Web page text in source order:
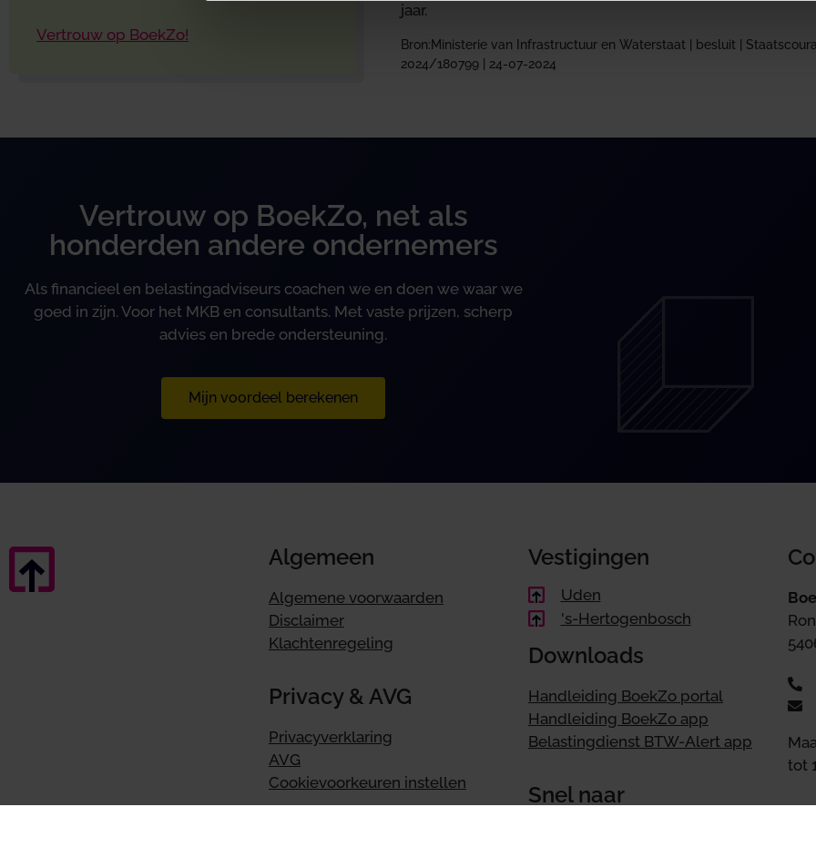
Vertrouw op BoekZo!
jaar.
Bron:Ministerie van Infrastructuur en Waterstaat | besluit |
2024/180799 | 24-07-2024
Vertrouw op BoekZo, net als
honderden andere ondernemers
Als financieel en belastingadviseurs coachen we en doen we waar we
goed in zijn. Voor het MKB en consultants. Met vaste prijzen, scherp
advies en brede ondersteuning.
Mijn voordeel berekenen
Algemeen
Algemene voorwaarden
Disclaimer
Klachtenregeling
Privacy & AVG
Privacyverklaring
AVG
Cookievoorkeuren instellen
Vestigingen
Uden
's-Hertogenbosch
Downloads
Handleiding BoekZo portal
Handleiding BoekZo app
Belastingdienst BTW-Alert app
Snel naar
tot